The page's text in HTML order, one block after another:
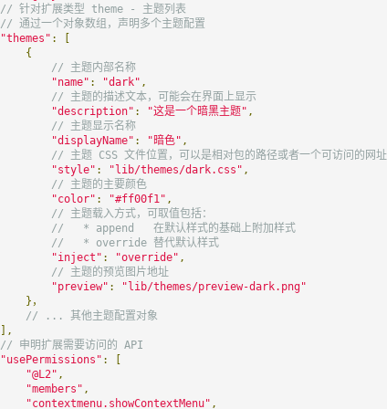
// 针对扩展类型 theme - 主题列表
// 通过一个对象数组，声明多个主题配置
"themes" :
[
{
// 主题内部名称
"name" : "dark" ,
// 主题的描述文本，可能会在界面上显示
"description" : "这是一个暗黑主题" ,
// 主题显示名称
"displayName" : "暗色" ,
// 主题 CSS 文件位置，可以是相对包的路径或者一个可访问的网址
"style" : "lib/themes/dark.css" ,
// 主题的主要颜色
"color" : "#ff00f1" ,
// 主题载入方式，可取值包括：
//   * append   在默认样式的基础上附加样式
//   * override 替代默认样式
"inject" : "override" ,
// 主题的预览图片地址
"preview" :
"lib/themes/preview-dark.png"
}，
// ... 其他主题配置对象
],
// 申明扩展需要访问的 API
"usePermissions" :
[
"@L2" ,
"members" ,
"contextmenu.showContextMenu" ,